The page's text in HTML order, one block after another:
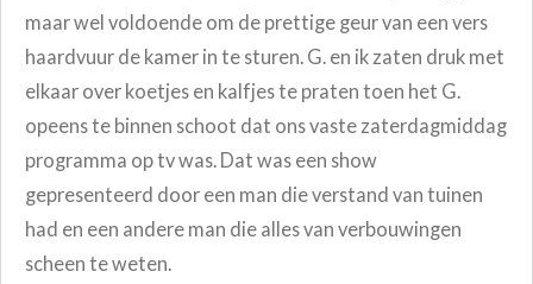
maar wel voldoende om de prettige geur van een vers
haardvuur de kamer in te sturen. G. en ik zaten druk met
elkaar over koetjes en kalfjes te praten toen het G.
opeens te binnen schoot dat ons vaste zaterdagmiddag
programma op tv was. Dat was een show
gepresenteerd door een man die verstand van tuinen
had en een andere man die alles van verbouwingen
scheen te weten.